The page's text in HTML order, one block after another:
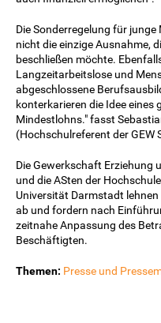
Die Sonderregelung für
nicht die einzige Ausnahme,
beschließen möchte.
Langzeitarbeitslose und
abgeschlossene
konterkarieren die Idee eines
Mindestlohns." fasst
(Hochschulreferent der GEW
Die Gewerkschaft Erziehung
und die ASten der
Universität Darmstadt
ab und fordern nach
zeitnahe Anpassung des
Beschäftigten.
Themen: Presse und